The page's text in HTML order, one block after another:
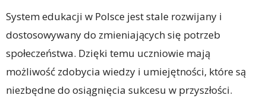
System edukacji w Polsce jest stale rozwijany i
dostosowywany do zmieniających się potrzeb
społeczeństwa. Dzięki temu uczniowie mają
możliwość zdobycia wiedzy i umiejętności, które są
niezbędne do osiągnięcia sukcesu w przyszłości.